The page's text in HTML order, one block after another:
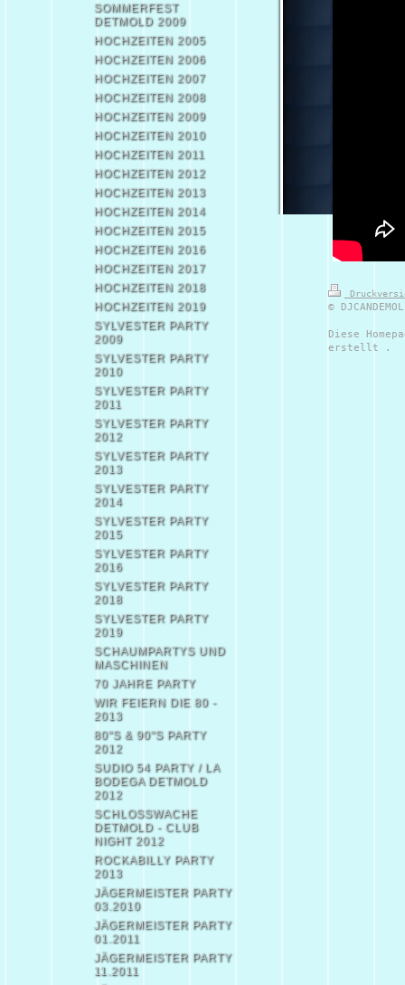
©
Diese
erstellt .
SOMMERFEST
DETMOLD 2009
HOCHZEITEN 2005
HOCHZEITEN 2006
HOCHZEITEN 2007
HOCHZEITEN 2008
HOCHZEITEN 2009
HOCHZEITEN 2010
HOCHZEITEN 2011
HOCHZEITEN 2012
HOCHZEITEN 2013
HOCHZEITEN 2014
HOCHZEITEN 2015
HOCHZEITEN 2016
HOCHZEITEN 2017
HOCHZEITEN 2018
HOCHZEITEN 2019
SYLVESTER PARTY
2009
SYLVESTER PARTY
2010
SYLVESTER PARTY
2011
SYLVESTER PARTY
2012
SYLVESTER PARTY
2013
SYLVESTER PARTY
2014
SYLVESTER PARTY
2015
SYLVESTER PARTY
2016
SYLVESTER PARTY
2018
SYLVESTER PARTY
2019
SCHAUMPARTYS UND
MASCHINEN
70 JAHRE PARTY
WIR FEIERN DIE 80 -
2013
80"S & 90"S PARTY
2012
SUDIO 54 PARTY / LA
BODEGA DETMOLD
2012
SCHLOSSWACHE
DETMOLD - CLUB
NIGHT 2012
ROCKABILLY PARTY
2013
JÄGERMEISTER PARTY
03.2010
JÄGERMEISTER PARTY
01.2011
JÄGERMEISTER PARTY
11.2011